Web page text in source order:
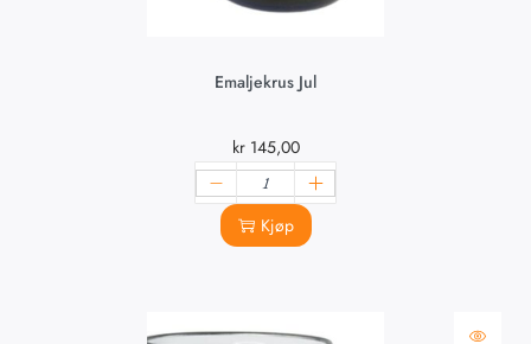
Emaljekrus Jul
kr145,00
Kjøp